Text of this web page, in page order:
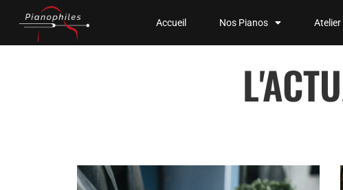
Accueil Nos Pianos Atelier